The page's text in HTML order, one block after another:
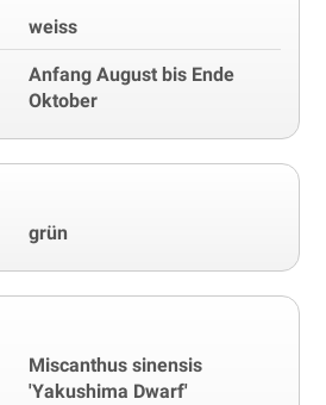
weiss
Anfang August bis Ende
Oktober
grün
Miscanthus sinensis
'Yakushima Dwarf'